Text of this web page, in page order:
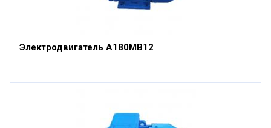
Электродвигатель А180МВ12